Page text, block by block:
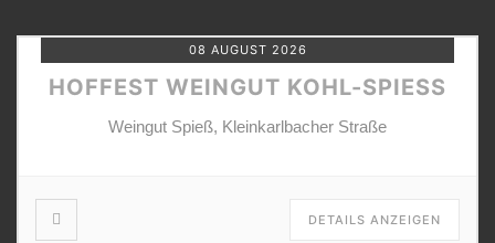
08 AUGUST 2026
HOFFEST WEINGUT KOHL-SPIESS
Weingut Spieß, Kleinkarlbacher Straße
DETAILS ANZEIGEN